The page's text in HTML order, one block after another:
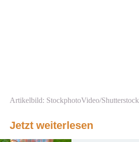
Artikelbild: StockphotoVideo/Shutterstock
Jetzt weiterlesen